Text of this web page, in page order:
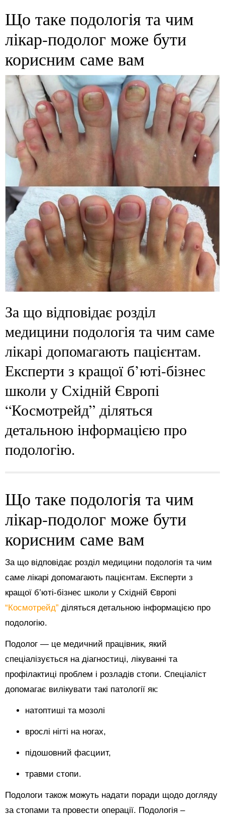
Що таке подологія та чим
лікар-подолог може бути
корисним саме вам
За що відповідає розділ
медицини подологія та чим саме
лікарі допомагають пацієнтам.
Експерти з кращої б’юті-бізнес
школи у Східній Європі
“Космотрейд” діляться
детальною інформацією про
подологію.
Що таке подологія та чим
лікар-подолог може бути
корисним саме вам
За що відповідає розділ медицини подологія та чим
саме лікарі допомагають пацієнтам. Експерти з
кращої б’юті-бізнес школи у Східній Європі
“Космотрейд” діляться детальною інформацією про
подологію.
Подолог — це медичний працівник, який
спеціалізується на діагностиці, лікуванні та
профілактиці проблем і розладів стопи. Спеціаліст
допомагає вилікувати такі патології як:
натоптиші та мозолі
врослі нігті на ногах,
підошовний фасциит,
травми стопи.
Подологи також можуть надати поради щодо догляду
за стопами та провести операції. Подологія –